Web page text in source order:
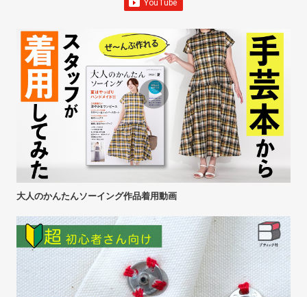
大人のかんたんソーイング作品着用動画